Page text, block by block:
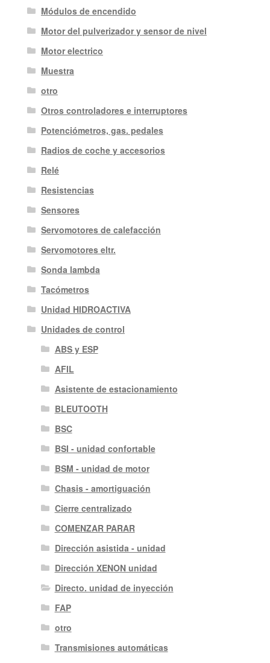
Módulos de encendido
Motor del pulverizador y sensor de nivel
Motor electrico
Muestra
otro
Otros controladores e interruptores
Potenciómetros, gas. pedales
Radios de coche y accesorios
Relé
Resistencias
Sensores
Servomotores de calefacción
Servomotores eltr.
Sonda lambda
Tacómetros
Unidad HIDROACTIVA
Unidades de control
ABS y ESP
AFIL
Asistente de estacionamiento
BLEUTOOTH
BSC
BSI - unidad confortable
BSM - unidad de motor
Chasis - amortiguación
Cierre centralizado
COMENZAR PARAR
Dirección asistida - unidad
Dirección XENON unidad
Directo. unidad de inyección
FAP
otro
Transmisiones automáticas